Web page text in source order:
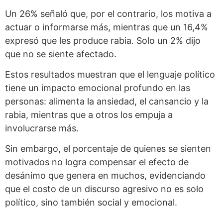
Un 26% señaló que, por el contrario, los motiva a
actuar o informarse más, mientras que un 16,4%
expresó que les produce rabia. Solo un 2% dijo
que no se siente afectado.
Estos resultados muestran que el lenguaje político
tiene un impacto emocional profundo en las
personas: alimenta la ansiedad, el cansancio y la
rabia, mientras que a otros los empuja a
involucrarse más.
Sin embargo, el porcentaje de quienes se sienten
motivados no logra compensar el efecto de
desánimo que genera en muchos, evidenciando
que el costo de un discurso agresivo no es solo
político, sino también social y emocional.